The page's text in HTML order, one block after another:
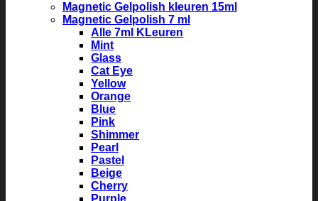
Magnetic Gelpolish kleuren 15ml
Magnetic Gelpolish 7 ml
Alle 7ml KLeuren
Mint
Glass
Cat Eye
Yellow
Orange
Blue
Pink
Shimmer
Pearl
Pastel
Beige
Cherry
Purple